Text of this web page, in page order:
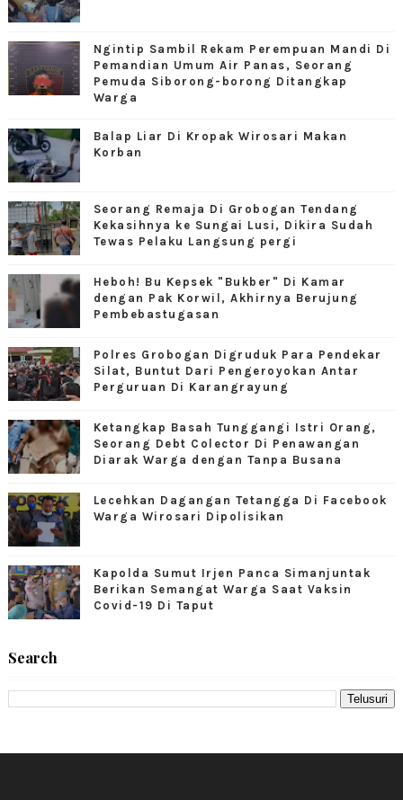
Ngintip Sambil Rekam Perempuan Mandi Di
Pemandian Umum Air Panas, Seorang
Pemuda Siborong-borong Ditangkap
Warga
Balap Liar Di Kropak Wirosari Makan
Korban
Seorang Remaja Di Grobogan Tendang
Kekasihnya ke Sungai Lusi, Dikira Sudah
Tewas Pelaku Langsung pergi
Heboh! Bu Kepsek "Bukber" Di Kamar
dengan Pak Korwil, Akhirnya Berujung
Pembebastugasan
Polres Grobogan Digruduk Para Pendekar
Silat, Buntut Dari Pengeroyokan Antar
Perguruan Di Karangrayung
Ketangkap Basah Tunggangi Istri Orang,
Seorang Debt Colector Di Penawangan
Diarak Warga dengan Tanpa Busana
Lecehkan Dagangan Tetangga Di Facebook
Warga Wirosari Dipolisikan
Kapolda Sumut Irjen Panca Simanjuntak
Berikan Semangat Warga Saat Vaksin
Covid-19 Di Taput
Search